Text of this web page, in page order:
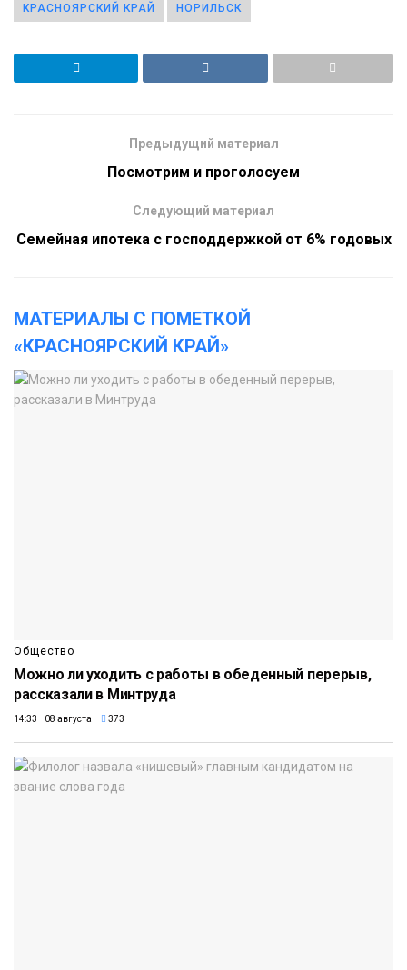
КРАСНОЯРСКИЙ КРАЙ НОРИЛЬСК
Предыдущий материал
Посмотрим и проголосуем
Следующий материал
Семейная ипотека с господдержкой от 6% годовых
МАТЕРИАЛЫ С ПОМЕТКОЙ
«КРАСНОЯРСКИЙ КРАЙ»
Общество
Можно ли уходить с работы в обеденный перерыв,
рассказали в Минтруда
14:33 08 августа 373